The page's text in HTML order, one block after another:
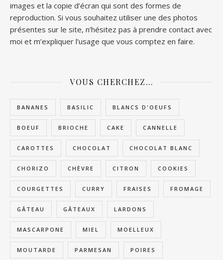
images et la copie d’écran qui sont des formes de
reproduction. Si vous souhaitez utiliser une des photos
présentes sur le site, n’hésitez pas à prendre contact avec
moi et m’expliquer l’usage que vous comptez en faire.
VOUS CHERCHEZ…
BANANES BASILIC BLANCS D'OEUFS
BOEUF BRIOCHE CAKE CANNELLE
CAROTTES CHOCOLAT CHOCOLAT BLANC
CHORIZO CHÈVRE CITRON COOKIES
COURGETTES CURRY FRAISES FROMAGE
GÂTEAU GÂTEAUX LARDONS
MASCARPONE MIEL MOELLEUX
MOUTARDE PARMESAN POIRES